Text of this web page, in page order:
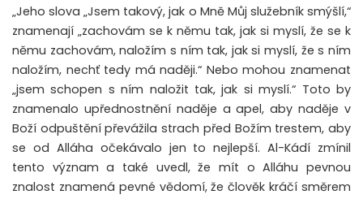
„Jeho slova „Jsem takový, jak o Mně Můj služebník smýšlí,“
znamenají „zachovám se k němu tak, jak si myslí, že se k
němu zachovám, naložím s ním tak, jak si myslí, že s ním
naložím, nechť tedy má naději.“ Nebo mohou znamenat
„jsem schopen s ním naložit tak, jak si myslí.“ Toto by
znamenalo upřednostnění naděje a apel, aby naděje v
Boží odpuštění převážila strach před Božím trestem, aby
se od Alláha očekávalo jen to nejlepší. Al-Kádí zmínil
tento význam a také uvedl, že mít o Alláhu pevnou
znalost znamená pevné vědomí, že člověk kráčí směrem